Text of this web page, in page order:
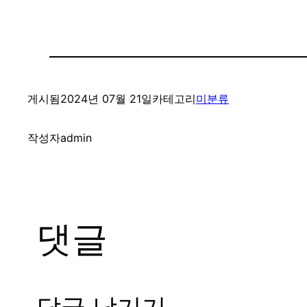
게시됨2024년 07월 21일카테고리미분류
작성자admin
댓글